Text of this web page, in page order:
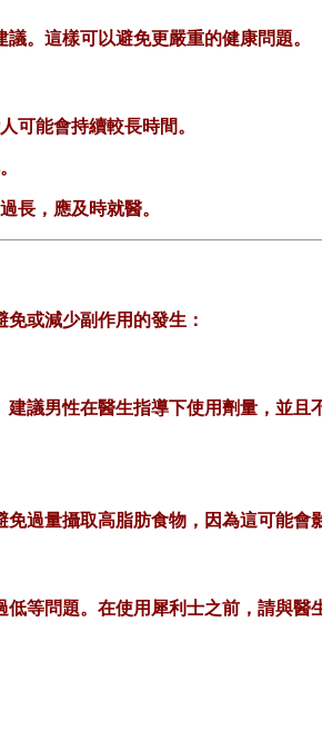
。這樣可以避免更嚴重的健康問題。
可能會持續較長時間。
長，應及時就醫。
或減少副作用的發生：
議男性在醫生指導下使用劑量，並
過量攝取高脂肪食物，因為這可能會
等問題。在使用犀利士之前，請與醫